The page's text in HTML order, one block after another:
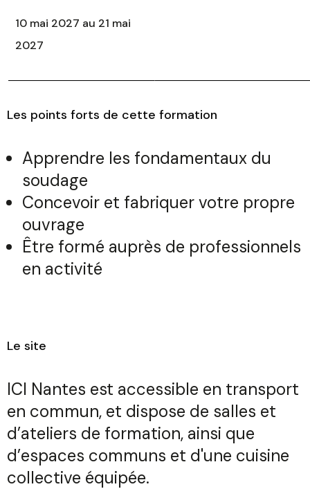
10 mai 2027 au 21 mai
2027
Les points forts de cette formation
Apprendre les fondamentaux du
soudage
Concevoir et fabriquer votre propre
ouvrage
Être formé auprès de professionnels
en activité
Le site
ICI Nantes est accessible en transport
en commun, et dispose de salles et
d’ateliers de formation, ainsi que
d’espaces communs et d'une cuisine
collective équipée.